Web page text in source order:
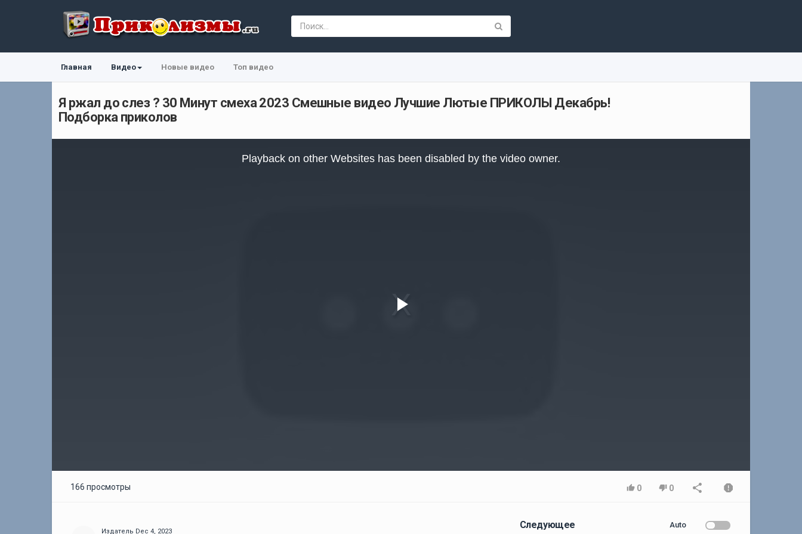
Главная Видео Новые видео Топ видео
Я ржал до слез ? 30 Минут смеха 2023 Смешные видео Лучшие Лютые ПРИКОЛЫ Декабрь!
Подборка приколов
Playback on other Websites has been disabled by the video owner.
166 просмотры 0 0
Издатель Dec 4, 2023
Следующее Auto